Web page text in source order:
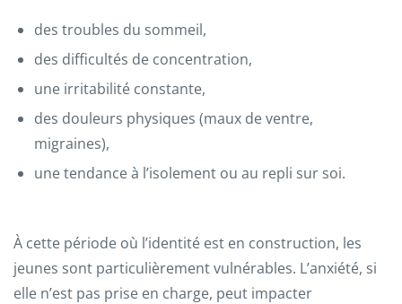
des troubles du sommeil,
des difficultés de concentration,
une irritabilité constante,
des douleurs physiques (maux de ventre,
migraines),
une tendance à l’isolement ou au repli sur soi.
À cette période où l’identité est en construction, les
jeunes sont particulièrement vulnérables. L’anxiété, si
elle n’est pas prise en charge, peut impacter